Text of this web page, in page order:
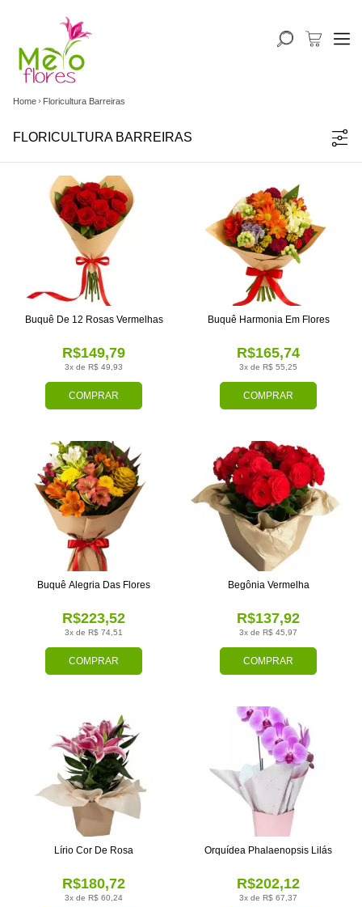
Home Floricultura Barreiras
FLORICULTURA BARREIRAS
COMPRAR
3x de R$ 49,93
R$149,79
Buquê De 12 Rosas Vermelhas
COMPRAR
3x de R$ 55,25
R$165,74
Buquê Harmonia Em Flores
COMPRAR
3x de R$ 74,51
R$223,52
Buquê Alegria Das Flores
COMPRAR
3x de R$ 45,97
R$137,92
Begônia Vermelha
3x de R$ 60,24
R$180,72
Lírio Cor De Rosa
3x de R$ 67,37
R$202,12
Orquídea Phalaenopsis Lilás